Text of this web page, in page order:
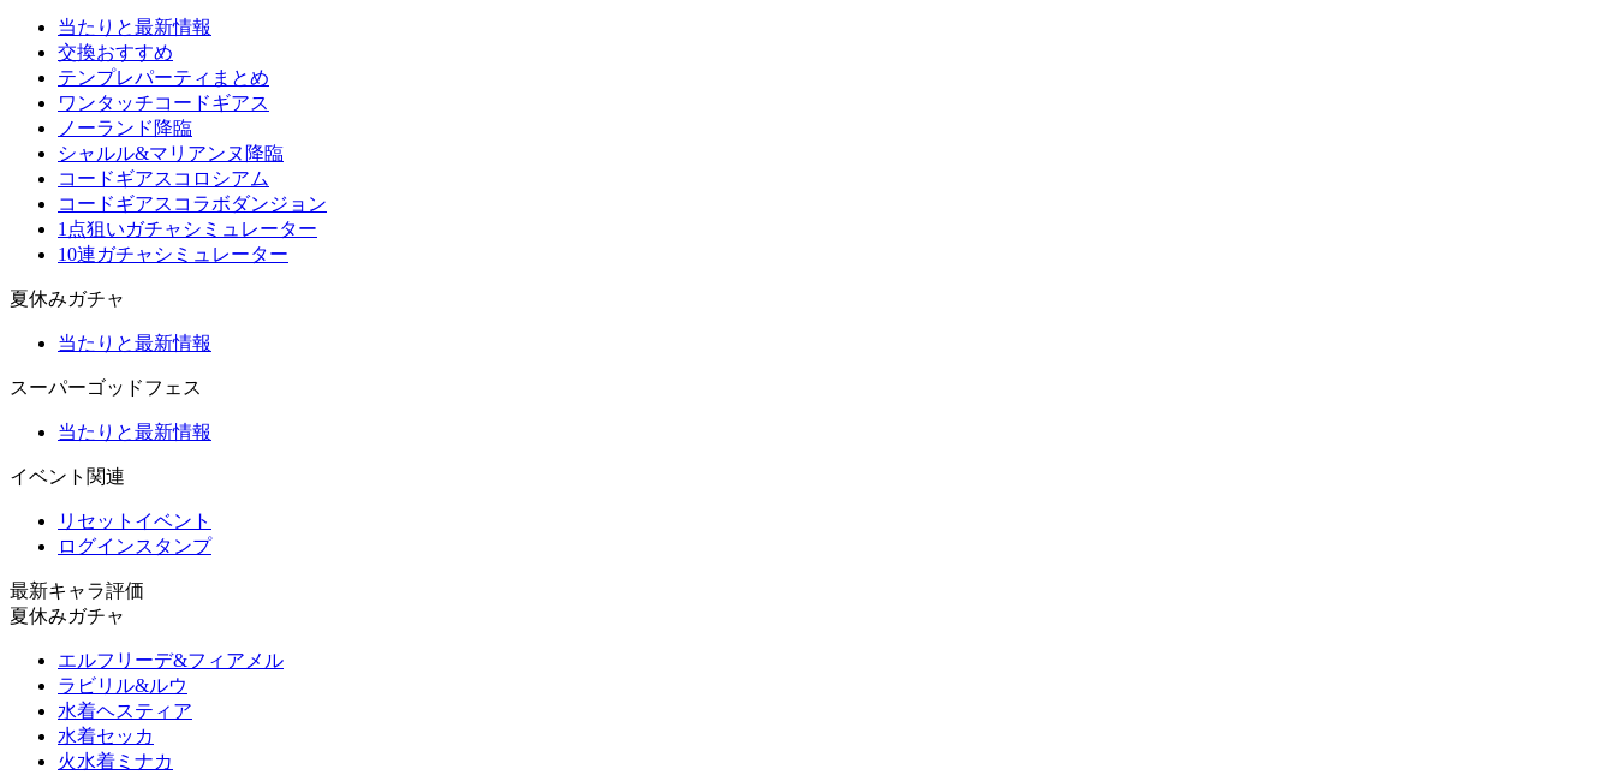
当たりと最新情報
交換おすすめ
テンプレパーティまとめ
ワンタッチコードギアス
ノーランド降臨
シャルル&マリアンヌ降臨
コードギアスコロシアム
コードギアスコラボダンジョン
1点狙いガチャシミュレーター
10連ガチャシミュレーター
夏休みガチャ
当たりと最新情報
スーパーゴッドフェス
当たりと最新情報
イベント関連
リセットイベント
ログインスタンプ
最新キャラ評価
夏休みガチャ
エルフリーデ&フィアメル
ラビリル&ルウ
水着ヘスティア
水着セッカ
火水着ミナカ